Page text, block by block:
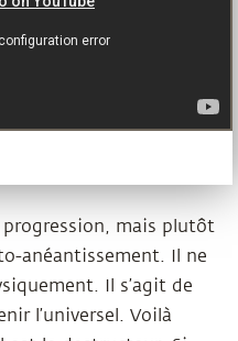
progression, mais plutôt
anéantissement. Il ne
Il s’agit de
l’universel. Voilà